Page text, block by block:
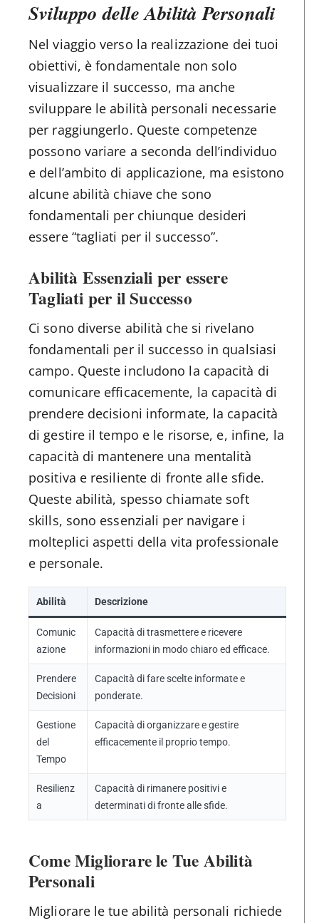
Sviluppo delle Abilità Personali
Nel viaggio verso la realizzazione dei tuoi
obiettivi, è fondamentale non solo
visualizzare il successo, ma anche
sviluppare le abilità personali necessarie
per raggiungerlo. Queste competenze
possono variare a seconda dell’individuo
e dell’ambito di applicazione, ma esistono
alcune abilità chiave che sono
fondamentali per chiunque desideri
essere “tagliati per il successo”.
Abilità Essenziali per essere
Tagliati per il Successo
Ci sono diverse abilità che si rivelano
fondamentali per il successo in qualsiasi
campo. Queste includono la capacità di
comunicare efficacemente, la capacità di
prendere decisioni informate, la capacità
di gestire il tempo e le risorse, e, infine, la
capacità di mantenere una mentalità
positiva e resiliente di fronte alle sfide.
Queste abilità, spesso chiamate soft
skills, sono essenziali per navigare i
molteplici aspetti della vita professionale
e personale.
Abilità Descrizione
Comunic
azione
Capacità di trasmettere e ricevere
informazioni in modo chiaro ed efficace.
Prendere
Decisioni
Capacità di fare scelte informate e
ponderate.
Gestione
del
Tempo
Capacità di organizzare e gestire
efficacemente il proprio tempo.
Resilienz
a
Capacità di rimanere positivi e
determinati di fronte alle sfide.
Come Migliorare le Tue Abilità
Personali
Migliorare le tue abilità personali richiede